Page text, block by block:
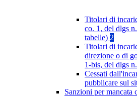
Titolari di
co. 1, del dlgs
tabelle) 2
Titolari di
direzione o di
1-bis, del dlgs
Cessati
pubblicare sul
Sanzioni per mancata